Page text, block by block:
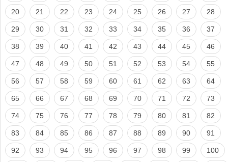
20 21 22 23 24 25 26 27 28
29 30 31 32 33 34 35 36 37
38 39 40 41 42 43 44 45 46
47 48 49 50 51 52 53 54 55
56 57 58 59 60 61 62 63 64
65 66 67 68 69 70 71 72 73
74 75 76 77 78 79 80 81 82
83 84 85 86 87 88 89 90 91
92 93 94 95 96 97 98 99 100